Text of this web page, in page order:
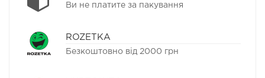
Ви не платите за пакування
ROZETKA
Безкоштовно від 2000 грн